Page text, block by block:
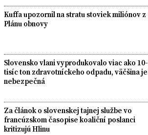
Kuffa upozornil na stratu stoviek miliónov z
Plánu obnovy
Slovensko vlani vyprodukovalo viac ako 10-
tisíc ton zdravotníckeho odpadu, väčšina je
nebezpečná
Za článok o slovenskej tajnej službe vo
francúzskom časopise koaliční poslanci
kritizujú Hlinu